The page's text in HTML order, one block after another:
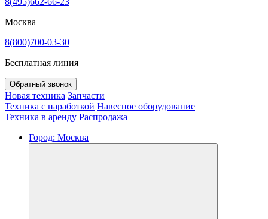
Москва
8(800)700-03-30
Бесплатная линия
Обратный звонок
Новая техника Запчасти
Техника с наработкой Навесное оборудование
Техника в аренду Распродажа
Город: Москва